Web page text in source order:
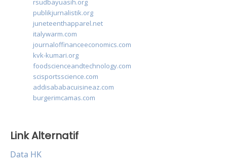
rsudbayuasih.org
publikjurnalistik.org
juneteenthapparel.net
italywarm.com
journaloffinanceeconomics.com
kvk-kumari.org
foodscienceandtechnology.com
scisportsscience.com
addisababacuisineaz.com
burgerimcamas.com
Link Alternatif
Data HK